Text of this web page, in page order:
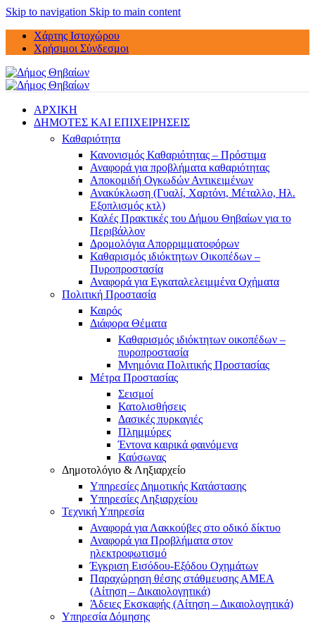
Skip to navigation Skip to main content
Χάρτης Ιστοχώρου
Χρήσιμοι Σύνδεσμοι
ΑΡΧΙΚΗ
ΔΗΜΟΤΕΣ ΚΑΙ ΕΠΙΧΕΙΡΗΣΕΙΣ
Καθαριότητα
Κανονισμός Καθαριότητας – Πρόστιμα
Αναφορά για προβλήματα καθαριότητας
Αποκομιδή Ογκωδών Αντικειμένων
Ανακύκλωση (Γυαλί, Χαρτόνι, Μέταλλο, Ηλ.
Εξοπλισμός κτλ)
Καλές Πρακτικές του Δήμου Θηβαίων για το
Περιβάλλον
Δρομολόγια Απορριμματοφόρων
Καθαρισμός ιδιόκτητων Οικοπέδων –
Πυροπροστασία
Αναφορά για Εγκαταλελειμμένα Οχήματα
Πολιτική Προστασία
Καιρός
Διάφορα Θέματα
Καθαρισμός ιδιόκτητων οικοπέδων –
πυροπροστασία
Μνημόνια Πολιτικής Προστασίας
Μέτρα Προστασίας
Σεισμοί
Κατολισθήσεις
Δασικές πυρκαγιές
Πλημμύρες
Έντονα καιρικά φαινόμενα
Καύσωνας
Δημοτολόγιο & Ληξιαρχείο
Υπηρεσίες Δημοτικής Κατάστασης
Υπηρεσίες Ληξιαρχείου
Τεχνική Υπηρεσία
Αναφορά για Λακκούβες στο οδικό δίκτυο
Αναφορά για Προβλήματα στον
ηλεκτροφωτισμό
Έγκριση Εισόδου-Εξόδου Οχημάτων
Παραχώρηση θέσης στάθμευσης ΑΜΕΑ
(Αίτηση – Δικαιολογητικά)
Άδειες Εκσκαφής (Αίτηση – Δικαιολογητικά)
Υπηρεσία Δόμησης